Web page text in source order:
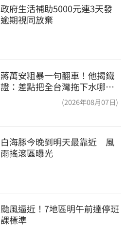
政府生活補助5000元連3天發
逾期視同放棄
蔣萬安粗暴一句翻車！他揭鐵
證：差點把全台灣拖下水哪時
(2026年08月07日)
白海豚今晚到明天最靠近　風
雨搖滾區曝光
颱風逼近！7地區明午前達停班
課標準